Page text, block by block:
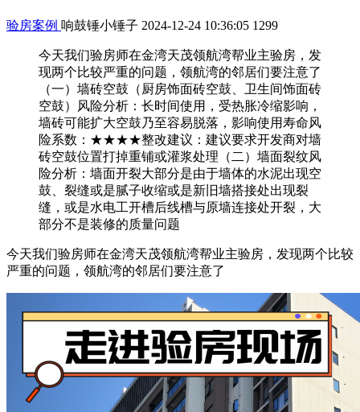
验房案例 响鼓锤小锤子 2024-12-24 10:36:05 1299
今天我们验房师在金湾天茂领航湾帮业主验房，发
现两个比较严重的问题，领航湾的邻居们要注意了
（一）墙砖空鼓（厨房饰面砖空鼓、卫生间饰面砖
空鼓）风险分析：长时间使用，受热胀冷缩影响，
墙砖可能扩大空鼓乃至容易脱落，影响使用寿命风
险系数：★★★★整改建议：建议要求开发商对墙
砖空鼓位置打掉重铺或灌浆处理（二）墙面裂纹风
险分析：墙面开裂大部分是由于墙体的水泥出现空
鼓、裂缝或是腻子收缩或是新旧墙搭接处出现裂
缝，或是水电工开槽后线槽与原墙连接处开裂，大
部分不是装修的质量问题
今天我们验房师在金湾天茂领航湾帮业主验房，发现两个比较
严重的问题，领航湾的邻居们要注意了